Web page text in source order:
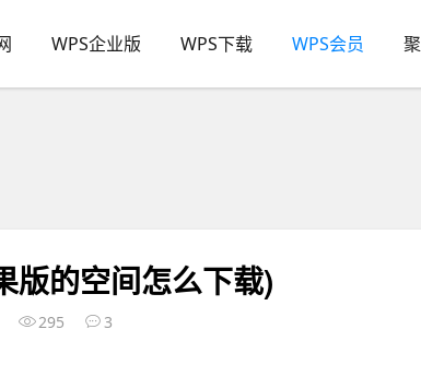
WPS企业版 WPS下载 WPS会员
版的空间怎么下载)
295 3